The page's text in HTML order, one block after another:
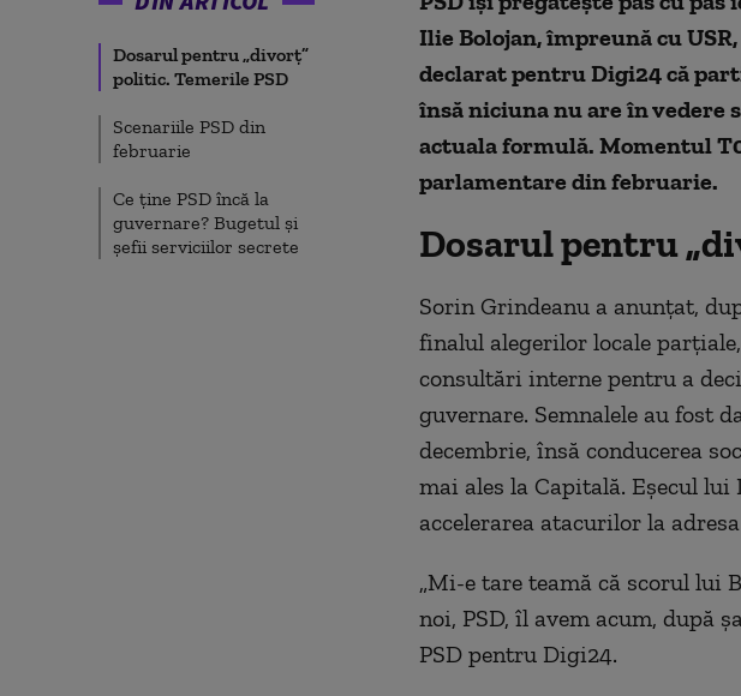
Dosarul pentru „divorț”
politic. Temerile PSD
Scenariile PSD din
februarie
Ce ține PSD încă la
guvernare? Bugetul și
șefii serviciilor secrete
Ilie Bolojan, împreună cu
declarat pentru Digi24 că
însă niciuna nu are în
actuala formulă. Momentul
parlamentare din februarie.
Dosarul pentru
Sorin Grindeanu a anunțat,
finalul alegerilor locale
consultări interne pentru a
guvernare. Semnalele au fost
decembrie, însă conducerea
mai ales la Capitală. Eșecul
accelerarea atacurilor la
„Mi-e tare teamă că scorul lui
noi, PSD, îl avem acum, după
PSD pentru Digi24.